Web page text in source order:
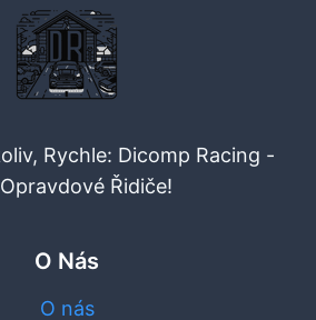
Rychle: Dicomp Racing -
Řidiče!
O Nás
O nás